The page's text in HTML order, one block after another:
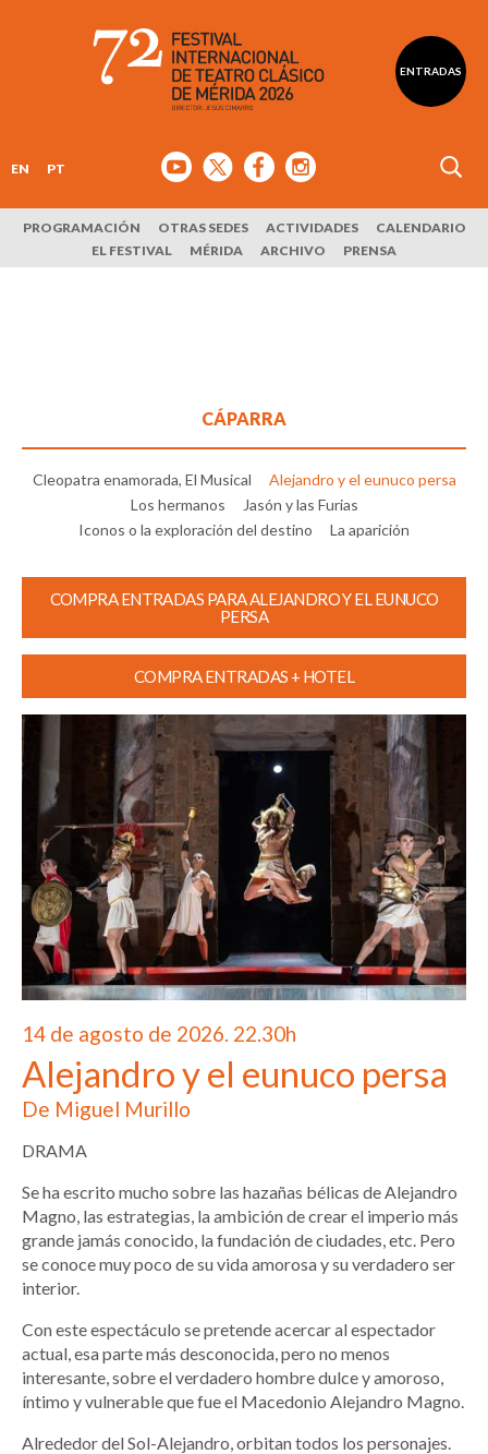
ENTRADAS
EN PT
PROGRAMACIÓN OTRAS SEDES ACTIVIDADES
CALENDARIO
EL FESTIVAL
MÉRIDA ARCHIVO PRENSA
CÁPARRA
Cleopatra enamorada, El Musical
Alejandro y el eunuco persa
Los hermanos
Jasón y las Furias
Iconos o la exploración del destino
La aparición
COMPRA ENTRADAS PARA ALEJANDRO Y EL EUNUCO
PERSA
COMPRA ENTRADAS + HOTEL
14 de agosto de 2026. 22.30h
Alejandro y el eunuco persa
De Miguel Murillo
DRAMA
Se ha escrito mucho sobre las hazañas bélicas de Alejandro
Magno, las estrategias, la ambición de crear el imperio más
grande jamás conocido, la fundación de ciudades, etc. Pero
se conoce muy poco de su vida amorosa y su verdadero ser
interior.
Con este espectáculo se pretende acercar al espectador
actual, esa parte más desconocida, pero no menos
interesante, sobre el verdadero hombre dulce y amoroso,
íntimo y vulnerable que fue el Macedonio Alejandro Magno.
Alrededor del Sol-Alejandro, orbitan todos los personajes.